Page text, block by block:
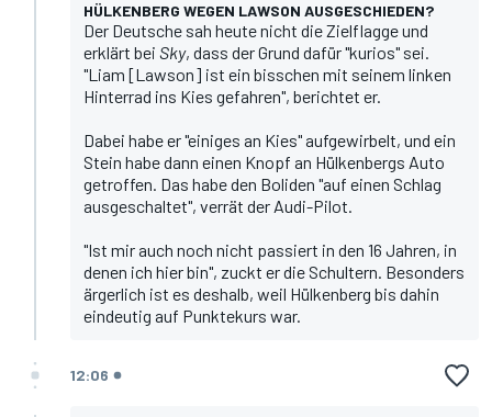
HÜLKENBERG WEGEN LAWSON AUSGESCHIEDEN?
Der Deutsche sah heute nicht die Zielflagge und
erklärt bei Sky, dass der Grund dafür "kurios" sei.
"Liam [Lawson] ist ein bisschen mit seinem linken
Hinterrad ins Kies gefahren", berichtet er.
Dabei habe er "einiges an Kies" aufgewirbelt, und ein
Stein habe dann einen Knopf an Hülkenbergs Auto
getroffen. Das habe den Boliden "auf einen Schlag
ausgeschaltet", verrät der Audi-Pilot.
"Ist mir auch noch nicht passiert in den 16 Jahren, in
denen ich hier bin", zuckt er die Schultern. Besonders
ärgerlich ist es deshalb, weil Hülkenberg bis dahin
eindeutig auf Punktekurs war.
12:06